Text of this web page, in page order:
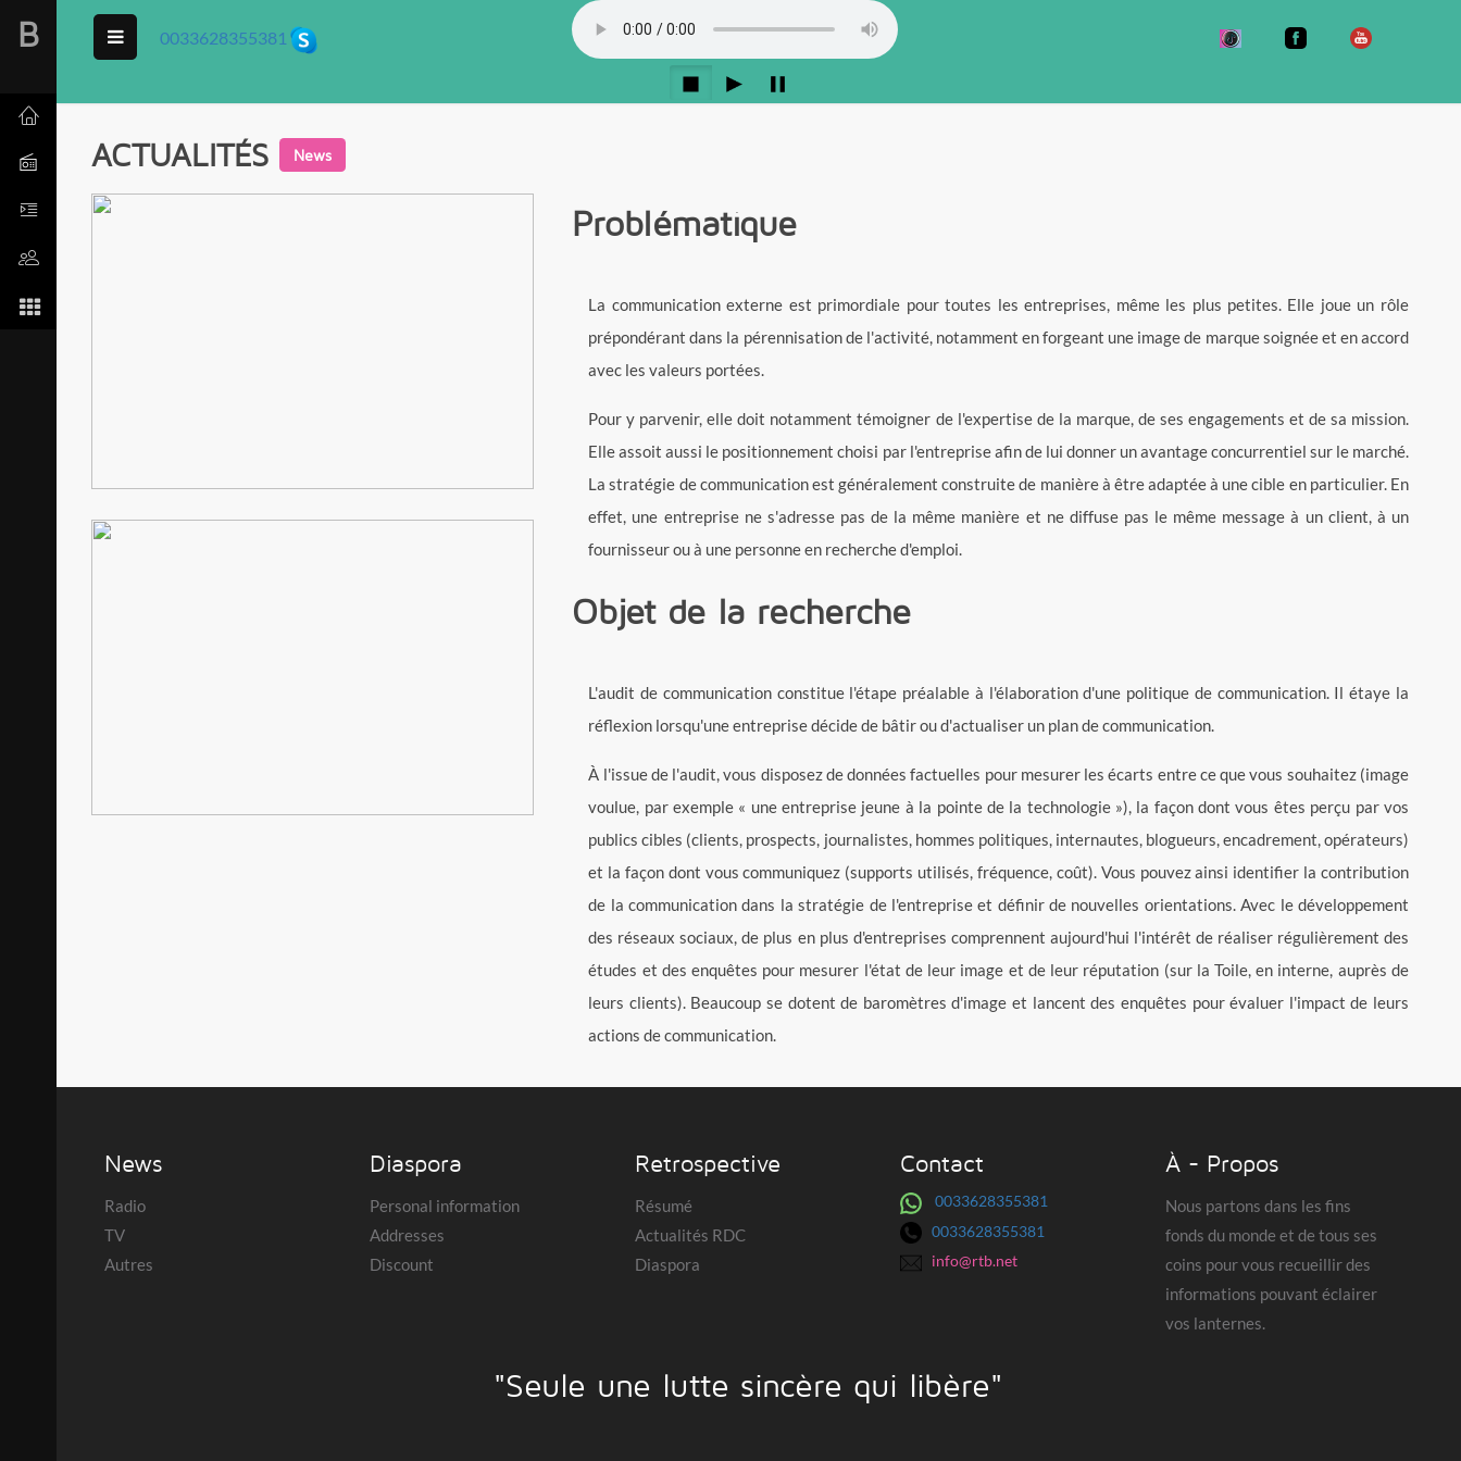
B 0033628355381
ACTUALITÉS News
Problématique
La communication externe est primordiale pour toutes les entreprises, même les plus petites. Elle joue un rôle
prépondérant dans la pérennisation de l'activité, notamment en forgeant une image de marque soignée et en accord
avec les valeurs portées.
Pour y parvenir, elle doit notamment témoigner de l'expertise de la marque, de ses engagements et de sa mission.
Elle assoit aussi le positionnement choisi par l'entreprise afin de lui donner un avantage concurrentiel sur le marché.
La stratégie de communication est généralement construite de manière à être adaptée à une cible en particulier. En
effet, une entreprise ne s'adresse pas de la même manière et ne diffuse pas le même message à un client, à un
fournisseur ou à une personne en recherche d'emploi.
Objet de la recherche
L'audit de communication constitue l'étape préalable à l'élaboration d'une politique de communication. Il étaye la
réflexion lorsqu'une entreprise décide de bâtir ou d'actualiser un plan de communication.
À l'issue de l'audit, vous disposez de données factuelles pour mesurer les écarts entre ce que vous souhaitez (image
voulue, par exemple « une entreprise jeune à la pointe de la technologie »), la façon dont vous êtes perçu par vos
publics cibles (clients, prospects, journalistes, hommes politiques, internautes, blogueurs, encadrement, opérateurs)
et la façon dont vous communiquez (supports utilisés, fréquence, coût). Vous pouvez ainsi identifier la contribution
de la communication dans la stratégie de l'entreprise et définir de nouvelles orientations. Avec le développement
des réseaux sociaux, de plus en plus d'entreprises comprennent aujourd'hui l'intérêt de réaliser régulièrement des
études et des enquêtes pour mesurer l'état de leur image et de leur réputation (sur la Toile, en interne, auprès de
leurs clients). Beaucoup se dotent de baromètres d'image et lancent des enquêtes pour évaluer l'impact de leurs
actions de communication.
News
Radio
TV
Autres
Diaspora
Personal information
Addresses
Discount
Retrospective
Résumé
Actualités RDC
Diaspora
Contact
0033628355381
0033628355381
info@rtb.net
À - Propos
Nous partons dans les fins
fonds du monde et de tous ses
coins pour vous recueillir des
informations pouvant éclairer
vos lanternes.
"Seule une lutte sincère qui libère"